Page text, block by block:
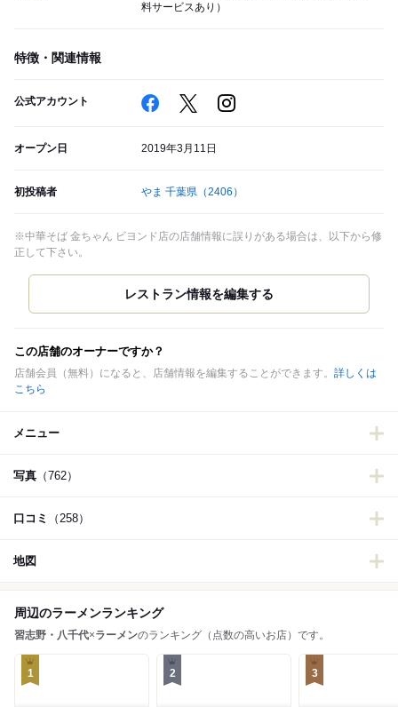
料サービスあり）
特徴・関連情報
公式アカウント
オープン日 2019年3月11日
初投稿者 やま 千葉県 （2406）
※中華そば 金ちゃん ビヨンド店の店舗情報に誤りがある場合は、以下から修
正して下さい。
この店舗のオーナーですか？
店舗会員（無料）になると、店舗情報を編集することができます。 詳しくは
こちら
メニュー
写真 （762）
口コミ （258）
地図
周辺のラーメンランキング
習志野・八千代×ラーメンのランキング（点数の高いお店）です。
1 2 3